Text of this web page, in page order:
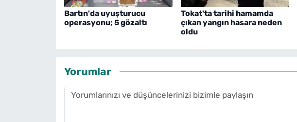
Bartın'da uyuşturucu
operasyonu; 5 gözaltı
Tokat'ta tarihi hamamda
çıkan yangın hasara neden
oldu
Yorumlar